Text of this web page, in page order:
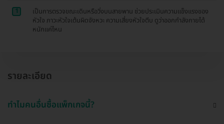
1
เป็นการตรวจขณะเดินหรือวิ่งบนสายพาน ช่วยประเมินความแข็งแรงของ
หัวใจ ภาวะหัวใจเต้นผิดจังหวะ ความเสี่ยงหัวใจตีบ ดูว่าออกกำลังกายได้
หนักแค่ไหน
รายละเอียด
ทำไมคนอื่นซื้อแพ็กเกจนี้?